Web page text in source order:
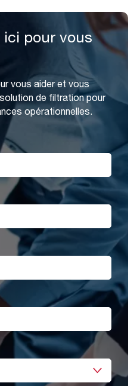
ici pour vous
vous aider et vous
de filtration pour
opérationnelles.